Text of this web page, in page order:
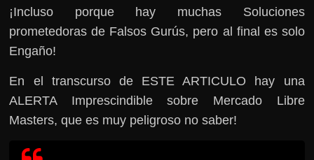
¡Incluso porque hay muchas Soluciones
prometedoras de Falsos Gurús, pero al final es solo
Engaño!
En el transcurso de ESTE ARTICULO hay una
ALERTA Imprescindible sobre Mercado Libre
Masters, que es muy peligroso no saber!